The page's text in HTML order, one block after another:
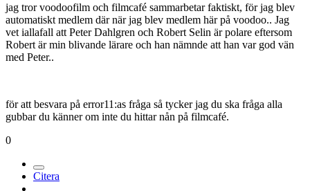
jag tror voodoofilm och filmcafé sammarbetar faktiskt, för jag blev
automatiskt medlem där när jag blev medlem här på voodoo.. Jag
vet iallafall att Peter Dahlgren och Robert Selin är polare eftersom
Robert är min blivande lärare och han nämnde att han var god vän
med Peter..
för att besvara på error11:as fråga så tycker jag du ska fråga alla
gubbar du känner om inte du hittar nån på filmcafé.
0
Citera